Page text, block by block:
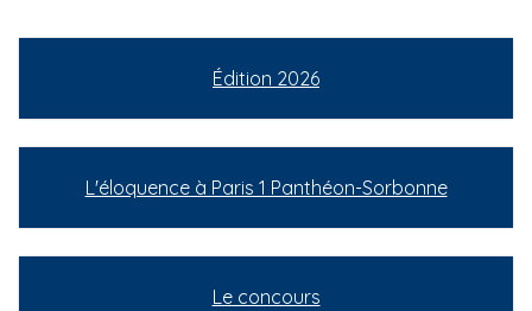
Édition 2026
L'éloquence à Paris 1 Panthéon-Sorbonne
Le concours